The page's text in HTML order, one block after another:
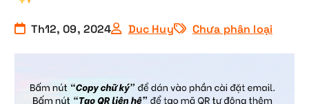
Th12, 09, 2024 Duc Huy Chưa phân loại